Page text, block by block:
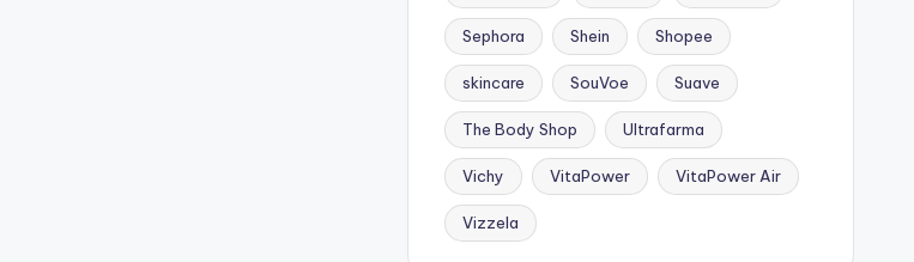
Sephora Shein Shopee
skincare SouVoe Suave
The Body Shop Ultrafarma
Vichy VitaPower VitaPower Air
Vizzela